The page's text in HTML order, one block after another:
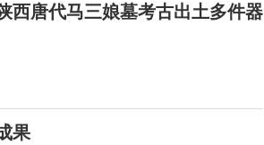
唐代马三娘墓考古出土多件器
果